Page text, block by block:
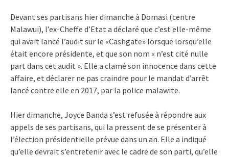
Devant ses partisans hier dimanche à Domasi (centre
Malawui), l’ex-Cheffe d’Etat a déclaré que c’est elle-même
qui avait lancé l’audit sur le «Cashgate» lorsque lorsqu’elle
était encore présidente, et que son nom « n’est cité nulle
part dans cet audit ». Elle a clamé son innocence dans cette
affaire, et déclarer ne pas craindre pour le mandat d’arrêt
lancé contre elle en 2017, par la police malawite.
Hier dimanche, Joyce Banda s’est refusée à répondre aux
appels de ses partisans, qui la pressent de se présenter à
l’élection présidentielle prévue dans un an. Elle a indiqué
qu’elle devrait s’entretenir avec le cadre de son parti, qu’elle